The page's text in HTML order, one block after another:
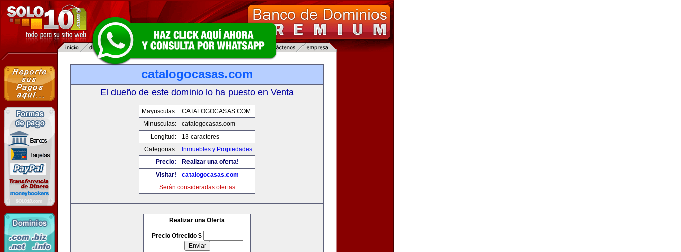
catalogocasas.com
El dueño de este dominio lo ha puesto en Venta
Mayusculas:
CATALOGOCASAS.COM
Minusculas:
catalogocasas.com
Longitud:
13 caracteres
Categorias:
Inmuebles y Propiedades
Precio:
Realizar una oferta!
Visitar!
catalogocasas.com
Serán consideradas ofertas
Realizar una Oferta
Precio Ofrecido $